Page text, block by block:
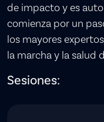
de impacto y es
comienza por un
los mayores
la marcha y la salud
Sesiones: